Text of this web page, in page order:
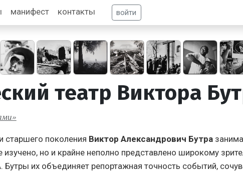
манифест контакты войти
театр Виктора
старшего поколения Виктор Александрович Бутра
изучено, но и крайне неполно представлено широкому
Бутры их объединяет репортажная точность событий,